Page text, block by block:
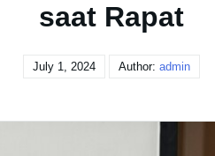
saat Rapat
July 1, 2024 Author: admin